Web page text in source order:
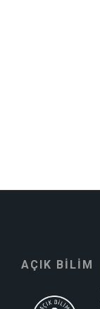
AÇIK BİLİM